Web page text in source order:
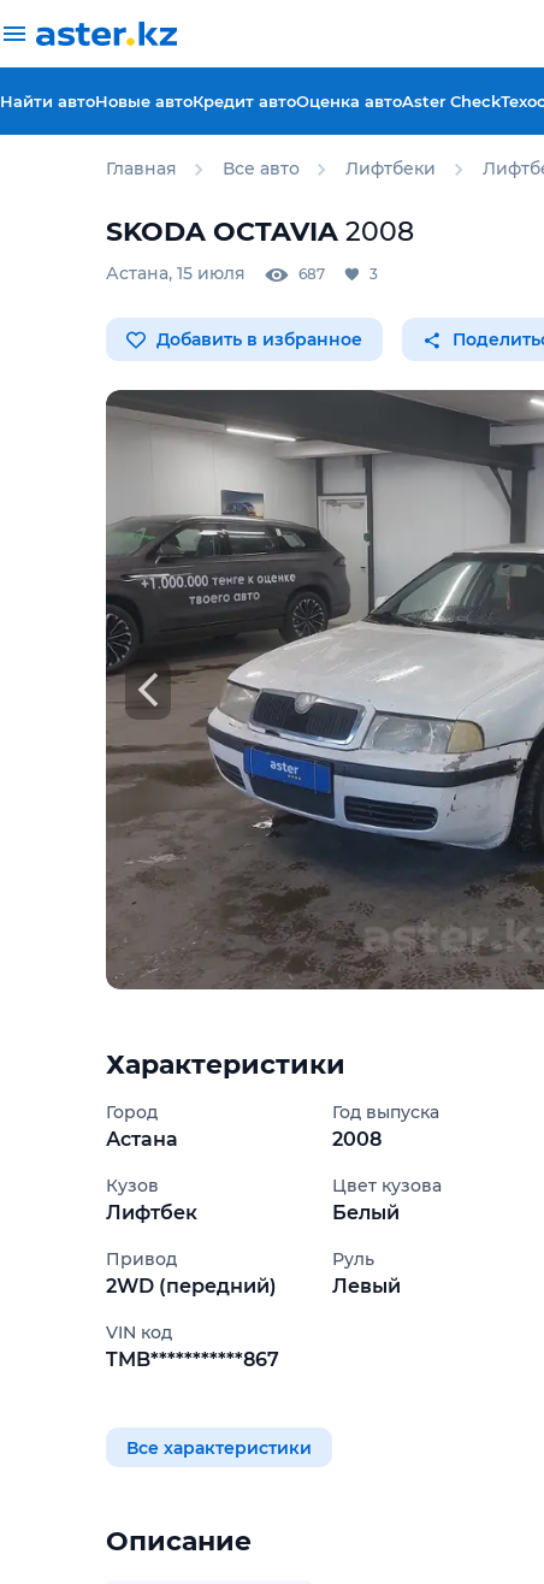
Найти автоНовые автоКредит автоОценка автоAster Check
Главная Все авто Лифтбеки
SKODA OCTAVIA 2008
Астана, 15 июля 687 3
Добавить в избранное
Для этого авто доступен
Check
Предоставим подробную информацию
техническое состояние, пробег,
юридическая проверка по базам РК и РФ
Техническое состояние
Проверка одометра
Проверка криминалиста
Данные по утильсбору
Купить отчёт за 1000₸
Характеристики
Город
Астана
Год выпуска
2008
Кузов
Лифтбек
Цвет кузова
Белый
Привод
2WD (передний)
Руль
Левый
VIN код
TMB***********867
Все характеристики
Описание